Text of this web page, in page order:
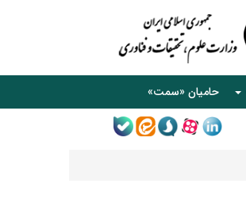
حامیان «سمت»